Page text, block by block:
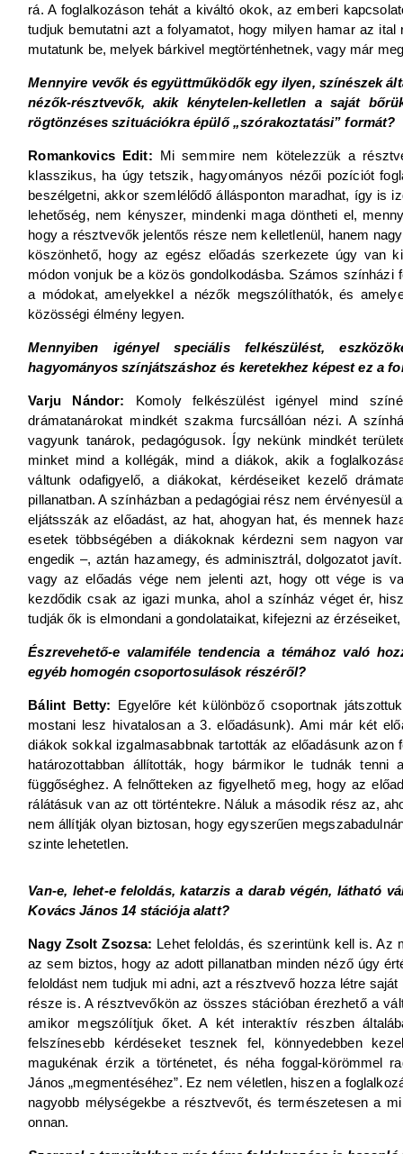
rá. A foglalkozáson tehát a kiváltó okok, az emberi
tudjuk bemutatni azt a folyamatot, hogy milyen hamar az
mutatunk be, melyek bárkivel megtörténhetnek, vagy már
Mennyire vevők és együttműködők egy ilyen, színészek
nézők-résztvevők, akik kénytelen-kelletlen a saját
rögtönzéses szituációkra épülő „szórakoztatási” formát?
Romankovics Edit: Mi semmire nem kötelezzük a
klasszikus, ha úgy tetszik, hagyományos nézői pozíciót
beszélgetni, akkor szemlélődő állásponton maradhat, így is
lehetőség, nem kényszer, mindenki maga döntheti el,
hogy a résztvevők jelentős része nem kelletlenül, hanem
köszönhető, hogy az egész előadás szerkezete úgy van
módon vonjuk be a közös gondolkodásba. Számos
a módokat, amelyekkel a nézők megszólíthatók, és
közösségi élmény legyen.
Mennyiben igényel speciális felkészülést,
hagyományos színjátszáshoz és keretekhez képest ez a
Varju Nándor: Komoly felkészülést igényel mind
drámatanárokat mindkét szakma furcsállóan nézi. A
vagyunk tanárok, pedagógusok. Így nekünk mindkét
minket mind a kollégák, mind a diákok, akik a
váltunk odafigyelő, a diákokat, kérdéseiket kezelő
pillanatban. A színházban a pedagógiai rész nem
eljátsszák az előadást, az hat, ahogyan hat, és mennek
esetek többségében a diákoknak kérdezni sem nagyon
engedik –, aztán hazamegy, és adminisztrál, dolgozatot
vagy az előadás vége nem jelenti azt, hogy ott vége is
kezdődik csak az igazi munka, ahol a színház véget ér,
tudják ők is elmondani a gondolataikat, kifejezni az
Észrevehető-e valamiféle tendencia a témához való
egyéb homogén csoportosulások részéről?
Bálint Betty: Egyelőre két különböző csoportnak
mostani lesz hivatalosan a 3. előadásunk). Ami már két
diákok sokkal izgalmasabbnak tartották az előadásunk
határozottabban állították, hogy bármikor le tudnák
függőséghez. A felnőtteken az figyelhető meg, hogy az
rálátásuk van az ott történtekre. Náluk a második rész az,
nem állítják olyan biztosan, hogy egyszerűen
szinte lehetetlen.
Van-e, lehet-e feloldás, katarzis a darab végén, látható
Kovács János 14 stációja alatt?
Nagy Zsolt Zsozsa: Lehet feloldás, és szerintünk kell is.
az sem biztos, hogy az adott pillanatban minden néző úgy
feloldást nem tudjuk mi adni, azt a résztvevő hozza létre
része is. A résztvevőkön az összes stációban érezhető a
amikor megszólítjuk őket. A két interaktív részben
felszínesebb kérdéseket tesznek fel, könnyedebben
magukénak érzik a történetet, és néha foggal-körömmel
János „megmentéséhez”. Ez nem véletlen, hiszen a
nagyobb mélységekbe a résztvevőt, és természetesen a
onnan.